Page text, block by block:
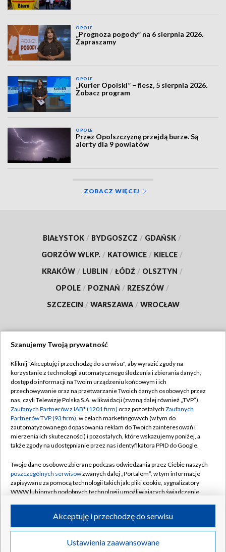
OPOLE
„Prognoza pogody” na 6 sierpnia 2026.
Zapraszamy
OPOLE
„Kurier Opolski” – flesz, 5 sierpnia 2026.
Zobacz program
OPOLE
Przez Opolszczyznę przejdą burze. Są
alerty dla 9 powiatów
ZOBACZ WIĘCEJ
BIAŁYSTOK / BYDGOSZCZ / GDAŃSK /
GORZÓW WLKP. / KATOWICE / KIELCE /
KRAKÓW / LUBLIN / ŁÓDŹ / OLSZTYN /
OPOLE / POZNAŃ / RZESZÓW /
SZCZECIN / WARSZAWA / WROCŁAW
TVP
Abonament TVP
Emisja w TVP
Centrum informacji TVP
Naziemna Telewizja Cyfrowa
Rada Programowa
System NOS
Informacje o nadawcy
Program dla prasy
Regulamin TVP
Polityka prywatności
Moje zgody
Pomoc
Kontakt
Kanały
©2026 Telewizja Polska S.A. w likwidacji
Szanujemy Twoją prywatność
Kliknij "Akceptuję i przechodzę do serwisu", aby wyrazić zgody na
korzystanie z technologii automatycznego śledzenia i zbierania danych,
dostęp do informacji na Twoim urządzeniu końcowym i ich
przechowywanie oraz na przetwarzanie Twoich danych osobowych przez
nas, czyli Telewizję Polską S.A. w likwidacji (zwaną dalej również „TVP”),
Zaufanych Partnerów z IAB* (1201 firm) oraz pozostałych Zaufanych
Partnerów TVP (93 firm), w celach marketingowych (w tym do
zautomatyzowanego dopasowania reklam do Twoich zainteresowań i
mierzenia ich skuteczności) i pozostałych, które wskazujemy poniżej, a
także zgody na udostępnianie przez nas identyfikatora PPID do Google.
Twoje dane osobowe zbierane podczas odwiedzania przez Ciebie naszych
poszczególnych serwisówzwanych dalej „Portalem”, w tym informacje
zapisywane za pomocą technologii takich jak: pliki cookie, sygnalizatory
WWW lub innych podobnych technologii umożliwiających świadczenie
ruchu w Internecie.
Twoje dane osobowe zbierane podczas odwiedzania przez Ciebie
poszczególnych serwisówna Portalu, takie jak adresy IP, identyfikatory
Ustawienia zaawansowane
Akceptuję i przechodzę do serwisu